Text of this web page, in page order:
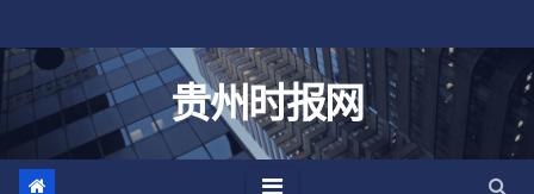
至
贵州时报网